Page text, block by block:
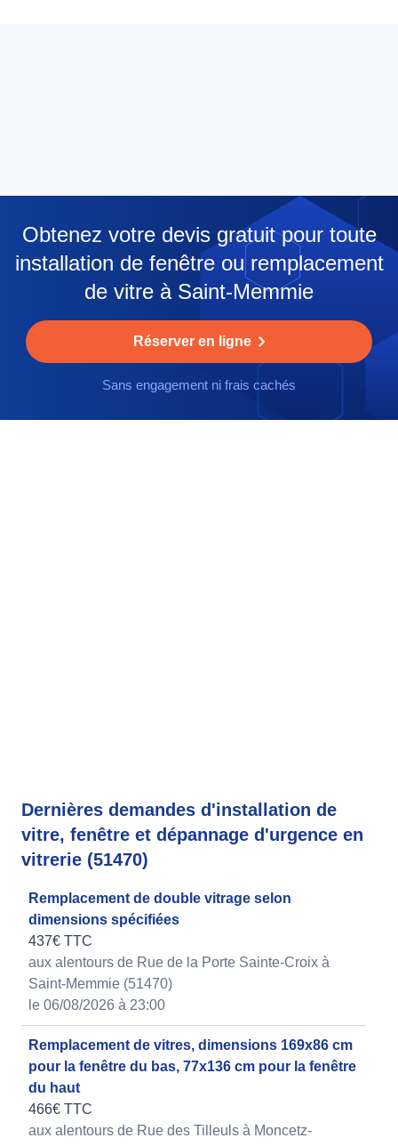
Obtenez votre devis gratuit pour toute
installation de fenêtre ou remplacement
de vitre à Saint-Memmie
Réserver en ligne
Sans engagement ni frais cachés
Dernières demandes d'installation de
vitre, fenêtre et dépannage d'urgence en
vitrerie (51470)
Remplacement de double vitrage selon
dimensions spécifiées
437€ TTC
aux alentours de Rue de la Porte Sainte-Croix à
Saint-Memmie (51470)
le 06/08/2026 à 23:00
Remplacement de vitres, dimensions 169x86 cm
pour la fenêtre du bas, 77x136 cm pour la fenêtre
du haut
466€ TTC
aux alentours de Rue des Tilleuls à Moncetz-